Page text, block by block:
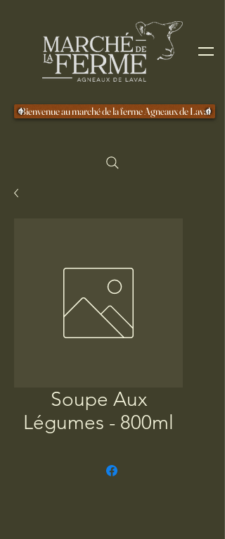
Bienvenue au marché de la ferme Agneaux de Laval
Soupe Aux
Légumes - 800ml